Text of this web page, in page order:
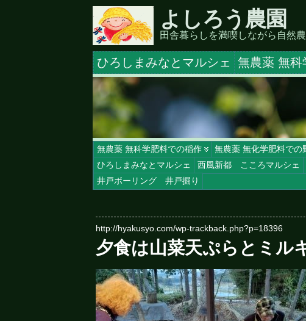
よしろう農園
田舎暮らしを満喫しながら自然
ひろしまみなとマルシェ 無農薬 無科
無農薬 無科学肥料での稲作 無農薬 無化学肥料での
ひろしまみなとマルシェ
西風新都 こころマルシェ
井戸ボーリング 井戸掘り
http://hyakusyo.com/wp-trackback.php?p=18396
夕食は山菜天ぷらとミル